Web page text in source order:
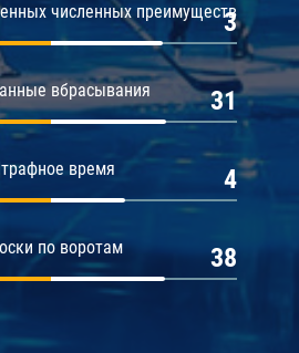
численных преимуществ
3
вбрасывания 31
время 4
по воротам 38